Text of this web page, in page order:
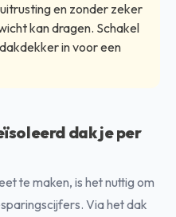
en zonder zeker
kan dragen. Schakel
in voor een
dak je per
te maken, is het nuttig om
Via het dak